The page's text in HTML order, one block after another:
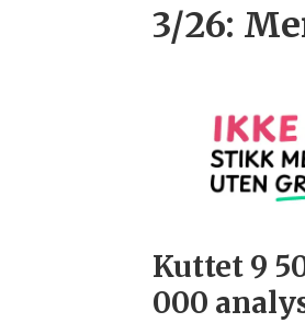
3/26:
Kuttet 9
000